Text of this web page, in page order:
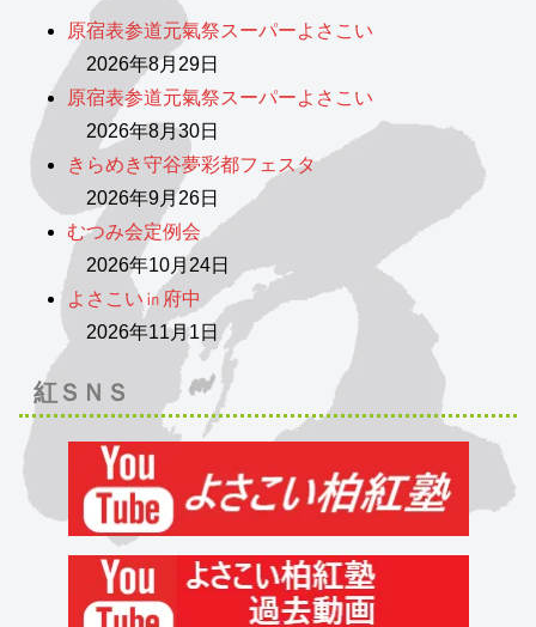
原宿表参道元氣祭スーパーよさこい
2026年8月29日
原宿表参道元氣祭スーパーよさこい
2026年8月30日
きらめき守谷夢彩都フェスタ
2026年9月26日
むつみ会定例会
2026年10月24日
よさこい㏌府中
2026年11月1日
紅ＳＮＳ